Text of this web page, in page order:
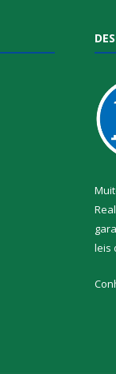
leis